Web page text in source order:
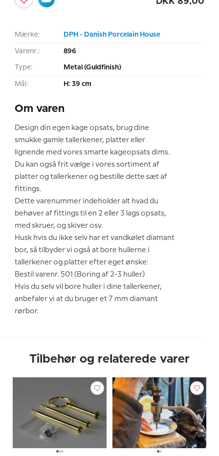
Mærke: DPH - Danish Porcelain House
Varenr.: 896
Type: Metal (Guldfinish)
Mål: H: 39 cm
Om varen
Design din egen kage opsats, brug dine
smukke gamle tallerkener, platter eller
lignende med vores smarte kageopsats dims.
Du kan også frit vælge i vores sortiment af
platter og tallerkener og bestille dette sæt af
fittings.
Dette varenummer indeholder alt hvad du
behøver af fittings til en 2 eller 3 lags opsats,
med skruer, og skiver osv.
Husk hvis du ikke selv har et vandkølet diamant
bor, så tilbyder vi også at bore hullerne i
tallerkener og platter efter eget ønske:
Bestil varenr. 501 (Boring af 2-3 huller)
Hvis du selv vil bore huller i dine tallerkener,
anbefaler vi at du bruger et 7 mm diamant
rørbor.
Tilbehør og relaterede varer